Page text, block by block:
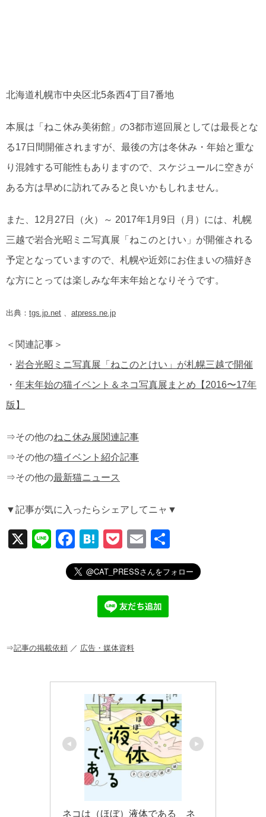
北海道札幌市中央区北5条西4丁目7番地
本展は「ねこ休み美術館」の3都市巡回展としては最長とな
る17日間開催されますが、最後の方は冬休み・年始と重な
り混雑する可能性もありますので、スケジュールに空きが
ある方は早めに訪れてみると良いかもしれません。
また、12月27日（火）～ 2017年1月9日（月）には、札幌
三越で岩合光昭ミニ写真展「ねこのとけい」が開催される
予定となっていますので、札幌や近郊にお住まいの猫好き
な方にとっては楽しみな年末年始となりそうです。
出典： tgs.jp.net 、 atpress.ne.jp
＜関連記事＞
・ 岩合光昭ミニ写真展「ねこのとけい」が札幌三越で開催
・ 年末年始の猫イベント＆ネコ写真展まとめ【2016〜17年
版】
⇒その他のねこ休み展関連記事
⇒その他の猫イベント紹介記事
⇒その他の最新猫ニュース
▼記事が気に入ったらシェアしてニャ▼
X
Li
F
a
c
o
H
at
e
n
a
P
o
ck
et
E
m
ail
有
⇒記事の掲載依頼 ／ 広告・媒体資料
ネコは（ほぼ）液体である　ネ